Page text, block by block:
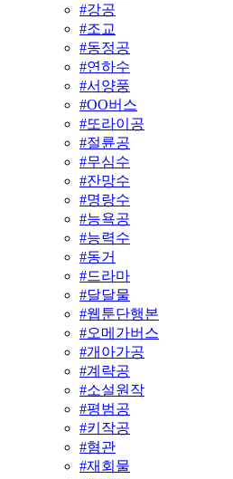
#강공
#조교
#동정공
#연하수
#서양풍
#OO버스
#또라이공
#절륜공
#무심수
#잔망수
#명랑수
#능욕공
#능력수
#동거
#드라마
#달달물
#웹툰단행본
#오메가버스
#개아가공
#계략공
#소설원작
#평범공
#키작공
#혐관
#재회물